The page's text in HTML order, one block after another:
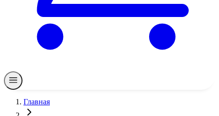
Главная